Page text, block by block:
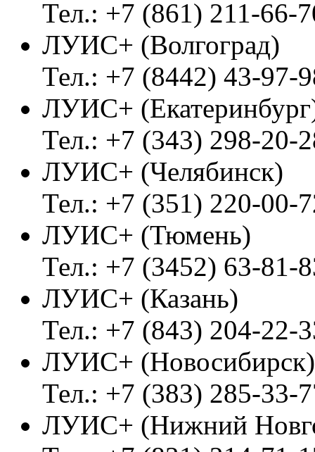
Тел.: +7 (861) 211-66-
ЛУИС+ (Волгоград)
Тел.: +7 (8442) 43-97-
ЛУИС+
Тел.: +7 (343) 298-20-
ЛУИС+ (Челябинск)
Тел.: +7 (351) 220-00-
ЛУИС+ (Тюмень)
Тел.: +7 (3452) 63-81-
ЛУИС+ (Казань)
Тел.: +7 (843) 204-22-
ЛУИС+ (Новосибирск)
Тел.: +7 (383) 285-33-
ЛУИС+ (Нижний